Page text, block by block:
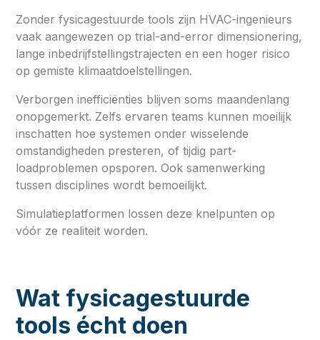
Zonder fysicagestuurde tools zijn HVAC-ingenieurs
vaak aangewezen op trial-and-error dimensionering,
lange inbedrijfstellingstrajecten en een hoger risico
op gemiste klimaatdoelstellingen.
Verborgen inefficiënties blijven soms maandenlang
onopgemerkt. Zelfs ervaren teams kunnen moeilijk
inschatten hoe systemen onder wisselende
omstandigheden presteren, of tijdig part-
loadproblemen opsporen. Ook samenwerking
tussen disciplines wordt bemoeilijkt.
Simulatieplatformen lossen deze knelpunten op
vóór ze realiteit worden.
Wat fysicagestuurde
tools écht doen